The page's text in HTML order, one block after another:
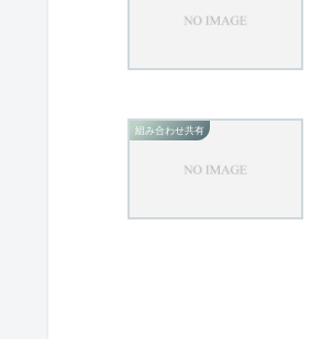
組み合わせ共有